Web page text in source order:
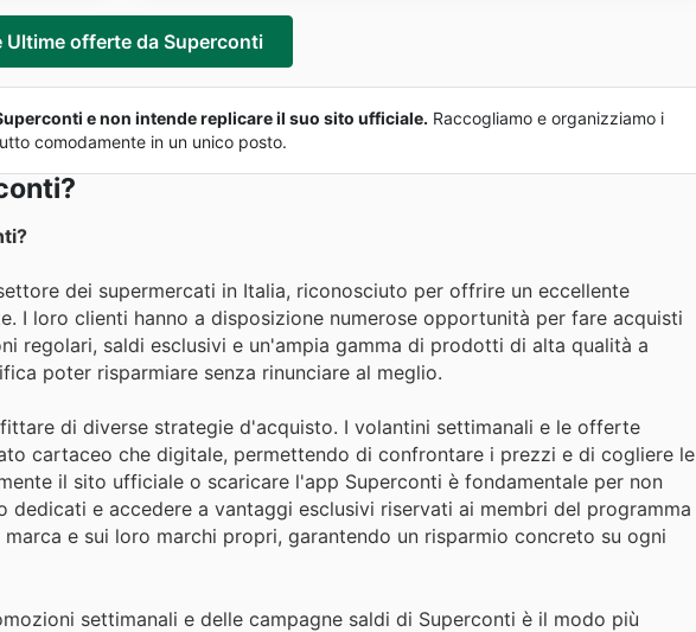
Ultime offerte da Superconti
e non intende replicare il suo sito ufficiale. Raccogliamo e organizziamo i
comodamente in un unico posto.
dei supermercati in Italia, riconosciuto per offrire un eccellente
I loro clienti hanno a disposizione numerose opportunità per fare acquisti
regolari, saldi esclusivi e un'ampia gamma di prodotti di alta qualità a
poter risparmiare senza rinunciare al meglio.
di diverse strategie d'acquisto. I volantini settimanali e le offerte
cartaceo che digitale, permettendo di confrontare i prezzi e di cogliere le
il sito ufficiale o scaricare l'app Superconti è fondamentale per non
e accedere a vantaggi esclusivi riservati ai membri del programma
e sui loro marchi propri, garantendo un risparmio concreto su ogni
settimanali e delle campagne saldi di Superconti è il modo più